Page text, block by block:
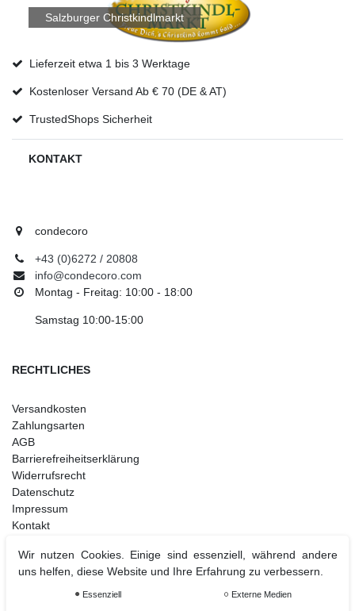
Salzburger Christkindlmarkt
Lieferzeit etwa 1 bis 3 Werktage
Kostenloser Versand Ab € 70 (DE & AT)
TrustedShops Sicherheit
KONTAKT
condecoro
+43 (0)6272 / 20808
info@condecoro.com
Montag - Freitag: 10:00 - 18:00
Samstag 10:00-15:00
RECHTLICHES
Versandkosten
Zahlungsarten
AGB
Barrierefreiheitserklärung
Widerrufsrecht
Datenschutz
Impressum
Kontakt
Wir nutzen Cookies. Einige sind essenziell, während andere
uns helfen, diese Website und Ihre Erfahrung zu verbessern.
Essenziell Externe Medien